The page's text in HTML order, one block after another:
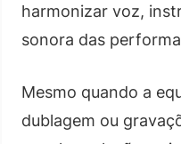
harmonizar voz,
sonora das
Mesmo quando a
dublagem ou